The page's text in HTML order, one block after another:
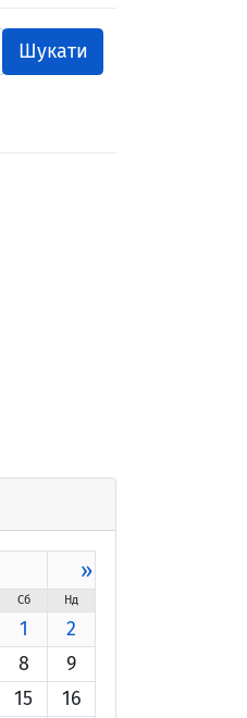
Шукати
»
Сб Нд
1
2
8
9
15
16